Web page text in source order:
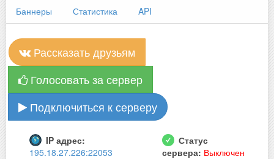
Баннеры Статистика API
Рассказать друзьям
Голосовать за сервер
Подключиться к серверу
IP адрес:
195.18.27.226:22053
Статус
сервера: Выключен